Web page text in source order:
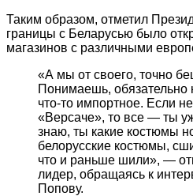
Таким образом, отметил
границы с Беларусью было
магазинов с различными
«А мы от своего, точно
Понимаешь, обязательно
что-то импортное. Если
«Версаче», то все — ты
знаю, ты какие костюмы
белорусские костюмы,
что и раньше шили», —
лидер, обращаясь к
Попову.